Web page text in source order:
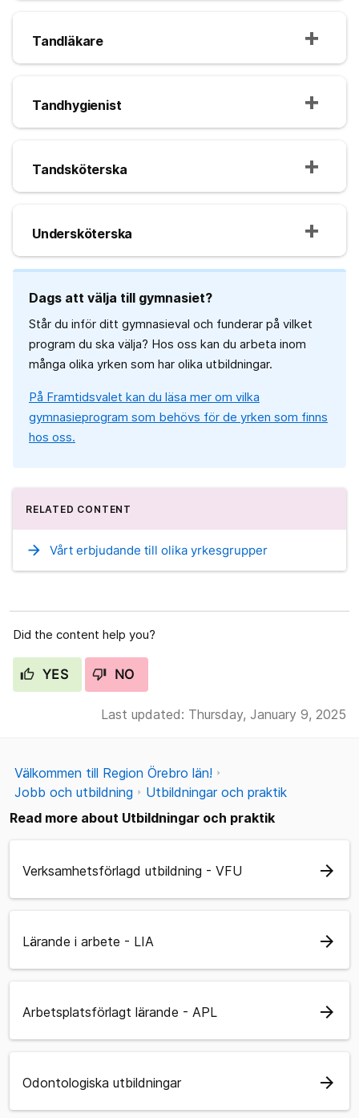
Tandläkare
Tandhygienist
Tandsköterska
Undersköterska
Dags att välja till gymnasiet?
Står du inför ditt gymnasieval och funderar på vilket
program du ska välja? Hos oss kan du arbeta inom
många olika yrken som har olika utbildningar.
På Framtidsvalet kan du läsa mer om vilka
gymnasieprogram som behövs för de yrken som finns
hos oss.
RELATED CONTENT
arrow_forward Vårt erbjudande till olika yrkesgrupper
Did the content help you?
YES NO
Last updated: Thursday, January 9, 2025
Välkommen till Region Örebro län!
Jobb och utbildning
Utbildningar och praktik
Read more about Utbildningar och praktik
Verksamhetsförlagd utbildning - VFU arrow_forward
Lärande i arbete - LIA arrow_forward
Arbetsplatsförlagt lärande - APL arrow_forward
Odontologiska utbildningar arrow_forward